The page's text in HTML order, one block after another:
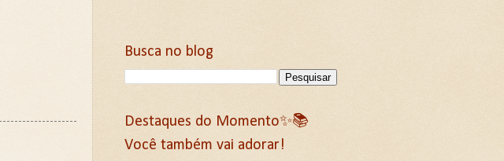
Busca no blog
Destaques do Momento✨📚
Você também vai adorar!